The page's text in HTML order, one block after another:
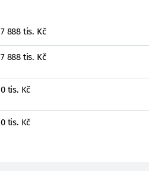
7 888 tis. Kč
7 888 tis. Kč
0 tis. Kč
0 tis. Kč